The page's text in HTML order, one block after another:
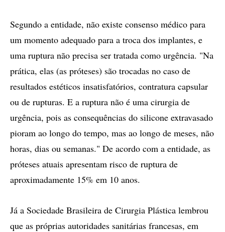
Segundo a entidade, não existe consenso médico para
um momento adequado para a troca dos implantes, e
uma ruptura não precisa ser tratada como urgência. "Na
prática, elas (as próteses) são trocadas no caso de
resultados estéticos insatisfatórios, contratura capsular
ou de rupturas. E a ruptura não é uma cirurgia de
urgência, pois as consequências do silicone extravasado
pioram ao longo do tempo, mas ao longo de meses, não
horas, dias ou semanas." De acordo com a entidade, as
próteses atuais apresentam risco de ruptura de
aproximadamente 15% em 10 anos.
Já a Sociedade Brasileira de Cirurgia Plástica lembrou
que as próprias autoridades sanitárias francesas, em